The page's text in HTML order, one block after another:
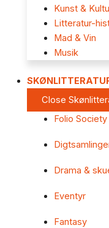
Kunst &
Litteratur-
Mad & Vin
Musik
Close
Folio Society
Drama &
Eventyr
Fantasy